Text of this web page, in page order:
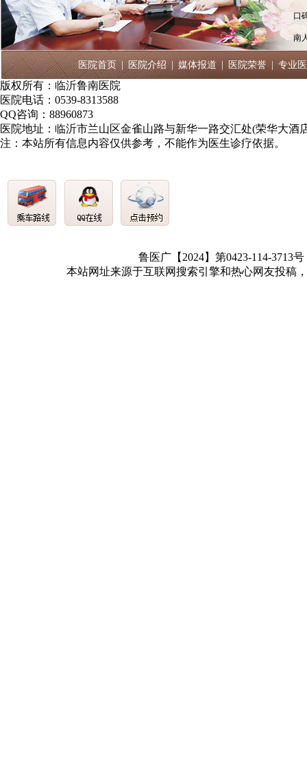
口
南
医院首页 | 医院介绍 媒体报道 医院荣誉 专业
版权所有：临沂鲁南医院
医院电话：0539-8313588
QQ咨询：88960873
医院地址：临沂市兰山区金雀山路与新华一路交汇处(荣华大酒
注：本站所有信息内容仅供参考，不能作为医生诊疗依据。
鲁医广【2024】第0423-114-3713
本站网址来源于互联网搜索引擎和热心网友投稿